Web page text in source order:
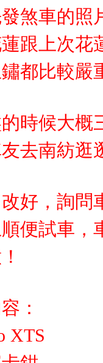
煞車的照
跟上次花
都比較嚴
時候大概
去南紡逛
好，詢問
便試車，
：
XTS